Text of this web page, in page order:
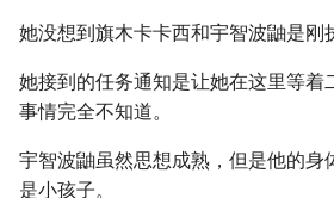
她没想到旗木卡卡西和宇智波鼬是刚
她接到的任务通知是让她在这里等着
事情完全不知道。
宇智波鼬虽然思想成熟，但是他的身
是小孩子。